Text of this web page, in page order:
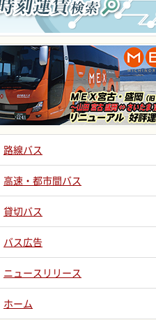
路線バス
高速・都市間バス
貸切バス
バス広告
ニュースリリース
ホーム